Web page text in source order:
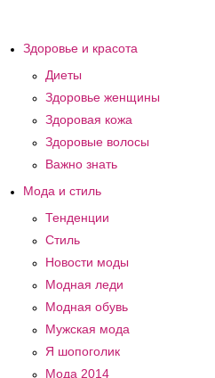
Здоровье и красота
Диеты
Здоровье женщины
Здоровая кожа
Здоровые волосы
Важно знать
Мода и стиль
Тенденции
Стиль
Новости моды
Модная леди
Модная обувь
Мужская мода
Я шопоголик
Мода 2014